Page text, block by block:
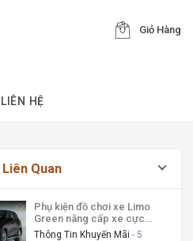
Giỏ Hàng
LIÊN HỆ
Quan
Phụ kiện đồ chơi xe Limo
Green nâng cấp xe cực
chất
Thông Tin Khuyến Mãi - 5